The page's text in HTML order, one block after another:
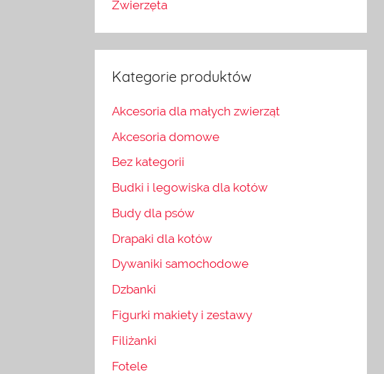
Zwierzęta
Kategorie produktów
Akcesoria dla małych zwierząt
Akcesoria domowe
Bez kategorii
Budki i legowiska dla kotów
Budy dla psów
Drapaki dla kotów
Dywaniki samochodowe
Dzbanki
Figurki makiety i zestawy
Filiżanki
Fotele